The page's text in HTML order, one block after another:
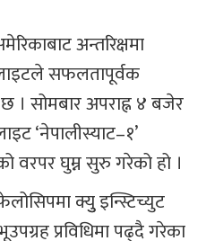
अन्तरिक्षमा
सफलतापूर्वक
। सोमबार अपराह्न ४ बजेर
‘नेपालीस्याट–१’
वरपर घुम्न सुरु गरेको हो ।
क्युु इन्स्टिच्युट
प्रविधिमा पढ्दै गरेका